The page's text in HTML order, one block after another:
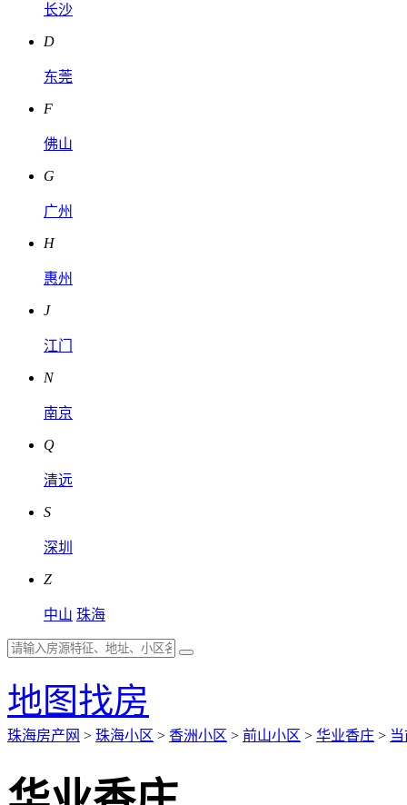
长沙
D
东莞
F
佛山
G
广州
H
惠州
J
江门
N
南京
Q
清远
S
深圳
Z
中山 珠海
地图找房
珠海房产网 > 珠海小区 > 香洲小区 > 前山小区 > 华业香庄 >